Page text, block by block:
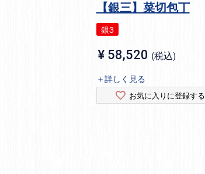
【銀三】菜切包丁
銀3
¥ 58,520 税込
＋詳しく見る
お気に入りに登録する